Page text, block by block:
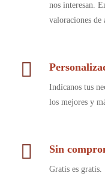
nos interesan.
valoraciones de
Indícanos tus
los mejores y
Sin
Gratis es gratis.